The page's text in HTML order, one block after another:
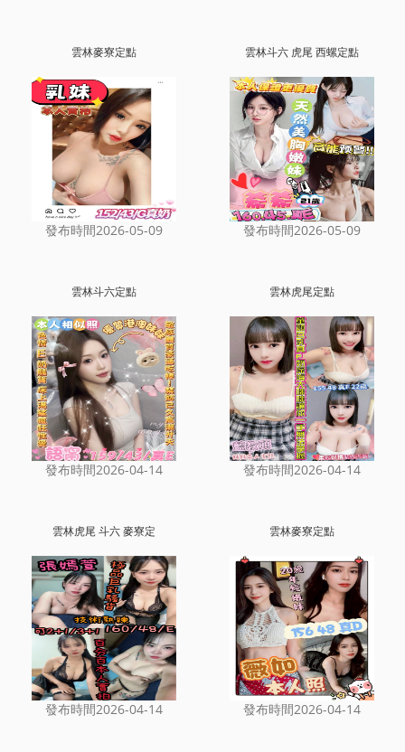
雲林麥寮定點
發布時間2026-05-09
雲林斗六 虎尾 西螺定點
發布時間2026-05-09
雲林斗六定點
發布時間2026-04-14
雲林虎尾定點
發布時間2026-04-14
雲林虎尾 斗六 麥寮定
發布時間2026-04-14
雲林麥寮定點
發布時間2026-04-14